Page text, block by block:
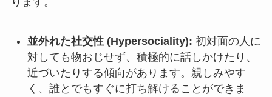
並外れた社交性 (Hypersociality): 初対面の人に
対しても物おじせず、積極的に話しかけたり、
近づいたりする傾向があります。親しみやす
く、誰とでもすぐに打ち解けることができま